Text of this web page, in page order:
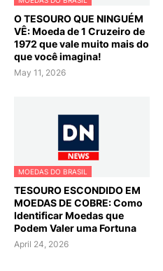
O TESOURO QUE NINGUÉM
VÊ: Moeda de 1 Cruzeiro de
1972 que vale muito mais do
que você imagina!
May 11, 2026
MOEDAS DO BRASIL
TESOURO ESCONDIDO EM
MOEDAS DE COBRE: Como
Identificar Moedas que
Podem Valer uma Fortuna
April 24, 2026